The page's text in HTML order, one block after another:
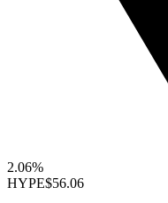
2.06%
HYPE$56.06